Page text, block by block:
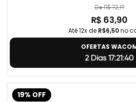
De R$ 72,19
R$ 63,90
Até 12x de R$6,50no
OFERTAS
2 Dias 17:21:39
19% OFF